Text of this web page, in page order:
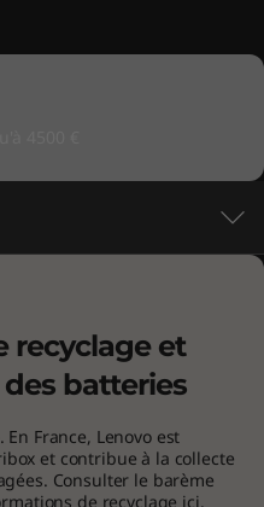
processeurs Intel®
sont dotés d'une
optimisée et
qui vous permet
et de la création.
recyclage et
batteries
France, Lenovo est
et contribue à la collecte
Consulter le barème
de recyclage ici.